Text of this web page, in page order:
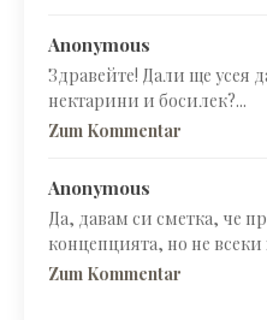
Anonymous
Здравейте! Дали ще усея
нектарини и босилек?...
Zum Kommentar
Anonymous
Да, давам си сметка, че
концепцията, но не всеки
Zum Kommentar